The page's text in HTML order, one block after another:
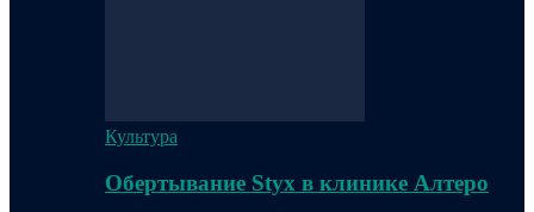
Культура
Обертывание Styx в клинике Алтеро